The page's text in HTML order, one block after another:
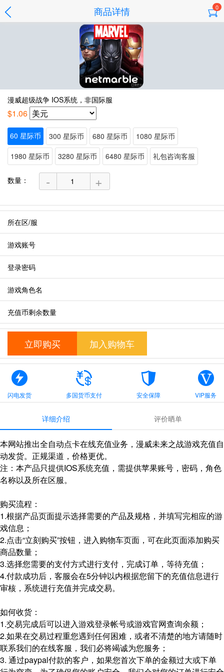
商品详情 0
漫威超级战争 IOS系统，非国际服
$1.06
60 星际币 300 星际币 680 星际币
1080 星际币
1980 星际币
3280 星际币 6480 星际币 礼包咨询客服
数量： - +
所在区/服
游戏账号
登录密码
游戏角色名
充值币剩余数量
立即购买 加入购物车
闪电发货 多国货币支付 安全保障 VIP服务
详细介绍 评价晒单
本网站推出全自动点卡在线充值业务，漫威未来之战游戏充值自
动发货。正规渠道，价格更优。
注：本产品只提供IOS系统充值，需提供苹果账号，密码，角色
名称以及所在区服。
购买流程：
1.根据产品页面提示选择需要的产品及规格，并填写完相应的游
戏信息；
2.点击“立刻购买”按钮，进入购物车页面，可在此页面添加购买
商品数量；
3.选择您需要的支付方式进行支付，完成订单，等待充值；
4.付款成功后，客服会在5分钟以内根据您留下的充值信息进行
审核，系统进行充值并完成交易。
如何收货：
1.交易完成后可以进入游戏登录帐号或游戏官网查询余额；
2.如果在交易过程重您遇到任何困难，或者不清楚的地方请随时
联系我们的在线客服，我们必将竭诚为您服务；
3. 通过paypal付款的客户，如果您首次下单的金额过大或下单